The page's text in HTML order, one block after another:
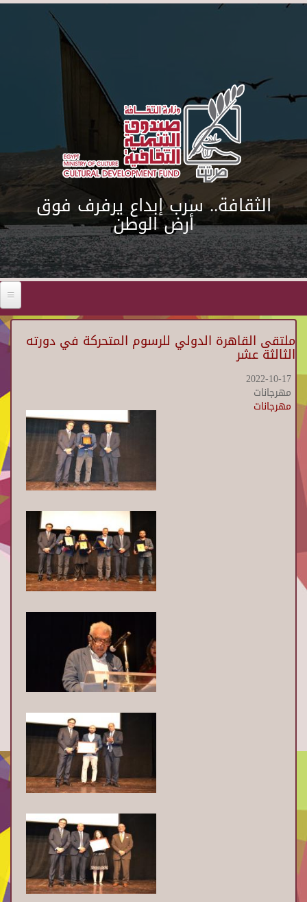
Skip to main content
الثقافة.. سرب إبداع يرفرف فوق
أرض الوطن
ملتقى القاهرة الدولي للرسوم المتحركة في دورته
الثالثة عشر
2022-10-17
مهرجانات
مهرجانات